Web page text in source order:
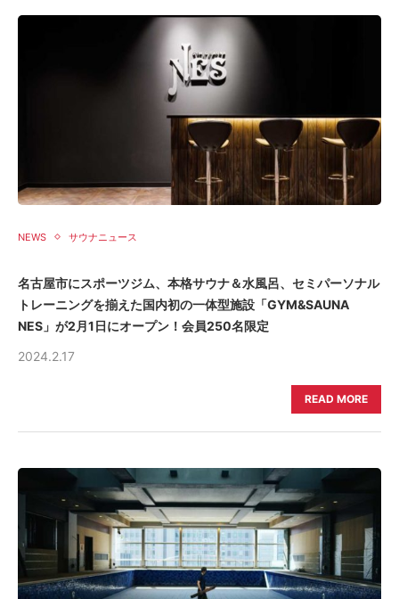
NEWS サウナニュース
名古屋市にスポーツジム、本格サウナ＆水風呂、セミパーソナル
トレーニングを揃えた国内初の一体型施設「GYM&SAUNA
NES」が2月1日にオープン！会員250名限定
2024.2.17
READ MORE